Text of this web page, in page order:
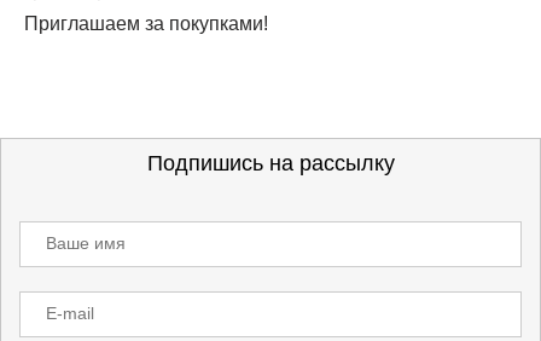
Приглашаем за покупками!
Подпишись на рассылку
Ваше имя
E-mail